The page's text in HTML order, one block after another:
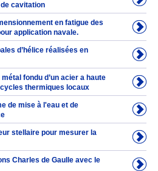
cavitation
en fatigue des
application navale.
d’hélice réalisées en
fondu d’un acier a haute
thermiques locaux
de mise à l'eau et de
stellaire pour mesurer la
Charles de Gaulle avec le